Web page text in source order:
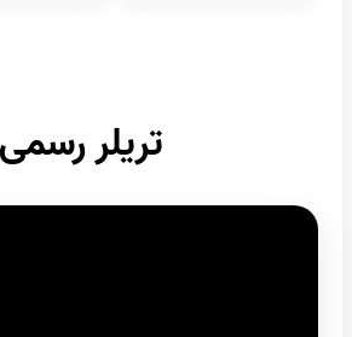
تریلر رسمی